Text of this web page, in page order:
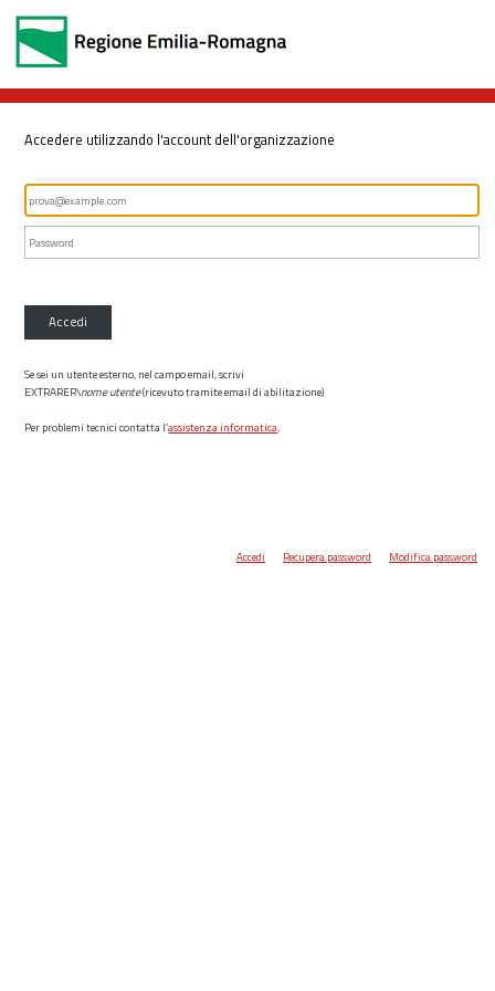
Accedere utilizzando l'account dell'organizzazione
Accedi
Se sei un utente esterno, nel campo email, scrivi
EXTRARER\nome utente(ricevuto tramite email di abilitazione)
Per problemi tecnici contatta l’assistenza informatica.
Accedi Recupera password Modifica password